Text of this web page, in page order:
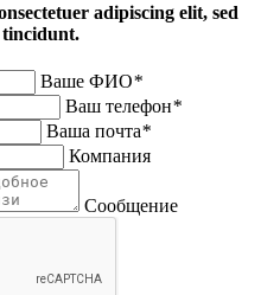
adipiscing elit, sed
tincidunt.
Ваше ФИО*
Ваш телефон*
Ваша почта*
Компания
Сообщение